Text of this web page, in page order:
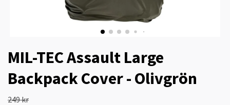
MIL-TEC Assault Large
Backpack Cover - Olivgrön
249 kr